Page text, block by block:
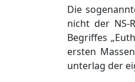
Die
nicht der NS-
Begriffes
ersten
unterlag der